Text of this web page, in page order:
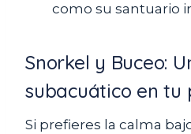
como su santuario
Snorkel y Buceo:
subacuático en tu
Si prefieres la calma